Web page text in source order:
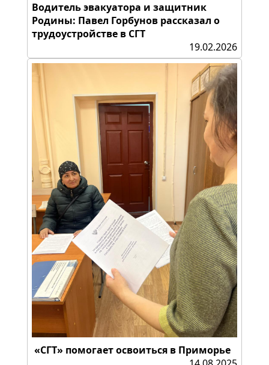
Водитель эвакуатора и защитник
Родины: Павел Горбунов рассказал о
трудоустройстве в СГТ
19.02.2026
«СГТ» помогает освоиться в Приморье